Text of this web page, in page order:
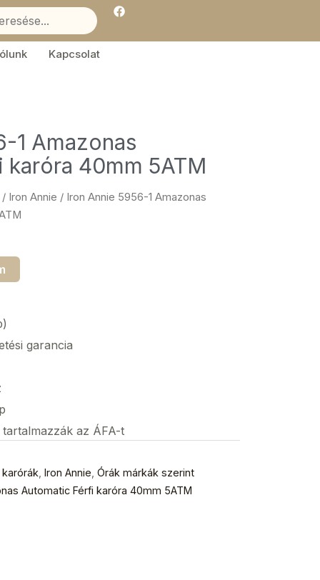
F
a
e
Kapcsolat
1 Amazonas
40mm 5ATM
/ Iron Annie / Iron Annie 5956-1 Amazonas
garancia
az ÁFA-t
karórák Iron Annie Órák márkák szerint
Automatic Férfi karóra 40mm 5ATM